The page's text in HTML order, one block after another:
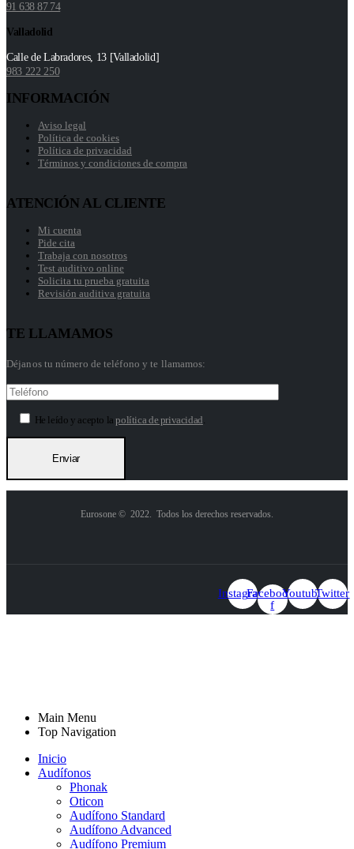
91 638 87 74
Valladolid
Calle de Labradores, 13 [Valladolid]
983 222 250
INFORMACIÓN
Aviso legal
Política de cookies
Política de privacidad
Términos y condiciones de compra
ATENCIÓN AL CLIENTE
Mi cuenta
Pide cita
Trabaja con nosotros
Test auditivo online
Solicita tu prueba gratuita
Revisión auditiva gratuita
TE LLAMAMOS
Déjanos tu número de teléfono y te llamamos:
He leído y acepto lapolítica de privacidad.
Eurosone © 2022. Todos los derechos reservados.
InstagramFacebook-
f
YoutubeTwitter
Main Menu
Top Navigation
Inicio
Audífonos
Phonak
Oticon
Audífono Standard
Audífono Advanced
Audífono Premium